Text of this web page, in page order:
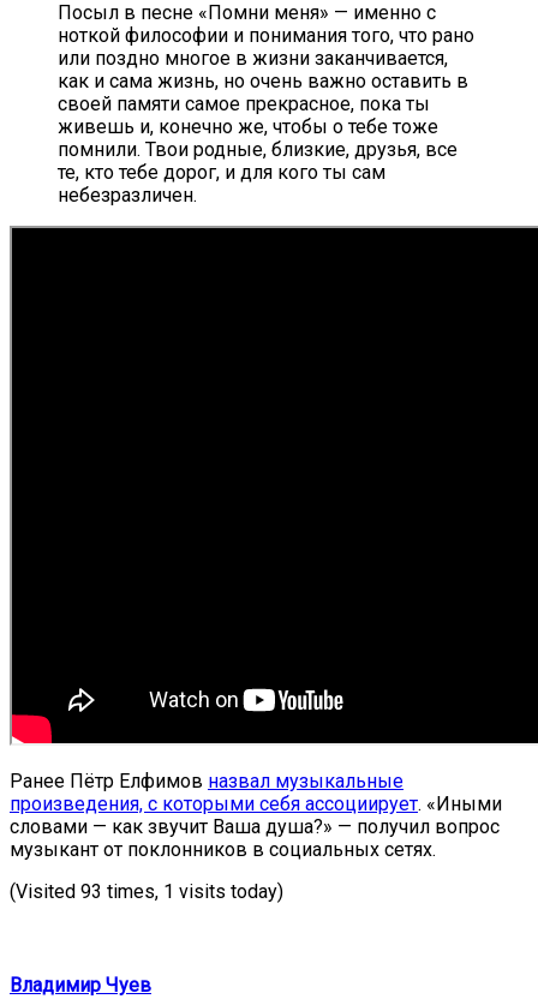
Посыл в песне «Помни меня» — именно с
ноткой философии и понимания того, что рано
или поздно многое в жизни заканчивается,
как и сама жизнь, но очень важно оставить в
своей памяти самое прекрасное, пока ты
живешь и, конечно же, чтобы о тебе тоже
помнили. Твои родные, близкие, друзья, все
те, кто тебе дорог, и для кого ты сам
небезразличен.
Ранее Пётр Елфимов назвал музыкальные
произведения, с которыми себя ассоциирует. «Иными
словами — как звучит Ваша душа?» — получил вопрос
музыкант от поклонников в социальных сетях.
(Visited 93 times, 1 visits today)
Владимир Чуев